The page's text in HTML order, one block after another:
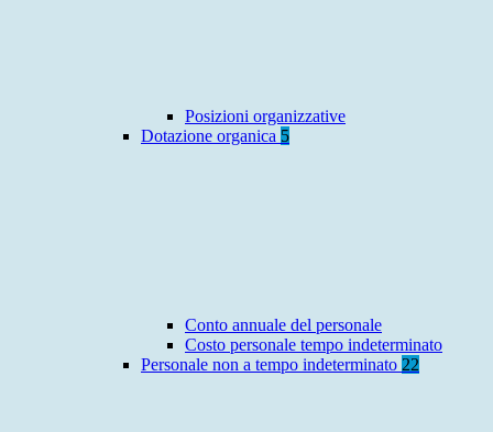
Posizioni organizzative
Dotazione organica 5
Conto annuale del personale
Costo personale tempo indeterminato
Personale non a tempo indeterminato 22